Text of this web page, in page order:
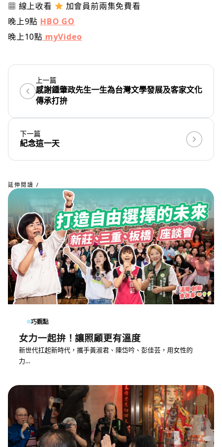
▦ 線上收看
加會員前兩集免費看
晚上9點 HBO GO
晚上10點 myVideo
上一篇
感謝鍾肇政先生一生為台灣文學發展及客家文化
傳承打拚
下一篇
紀念這一天
延伸閱讀 /
巧觀點
女力一起拚！讓照顧更有溫度
新世代扛起新時代，攜手黃淑君、陳岱吟、彭佳芸，用女性的
力…